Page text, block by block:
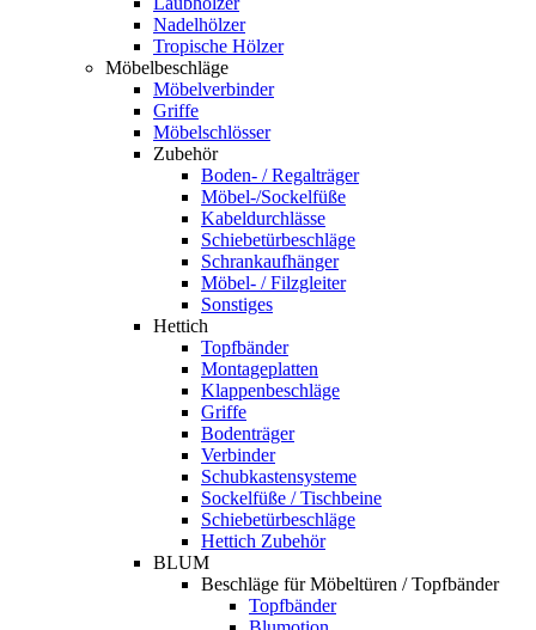
Nadelhölzer
Tropische Hölzer
Möbelbeschläge
Möbelverbinder
Griffe
Möbelschlösser
Zubehör
Boden- / Regalträger
Möbel-/Sockelfüße
Kabeldurchlässe
Schiebetürbeschläge
Schrankaufhänger
Möbel- / Filzgleiter
Sonstiges
Hettich
Topfbänder
Montageplatten
Klappenbeschläge
Griffe
Bodenträger
Verbinder
Schubkastensysteme
Sockelfüße / Tischbeine
Schiebetürbeschläge
Hettich Zubehör
BLUM
Beschläge für Möbeltüren / Topfbänder
Topfbänder